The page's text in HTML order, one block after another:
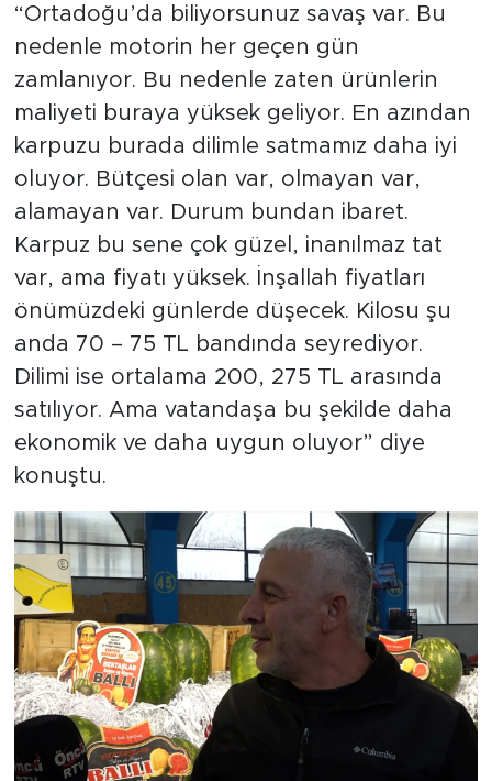
“Ortadoğu’da biliyorsunuz savaş var. Bu
nedenle motorin her geçen gün
zamlanıyor. Bu nedenle zaten ürünlerin
maliyeti buraya yüksek geliyor. En azından
karpuzu burada dilimle satmamız daha iyi
oluyor. Bütçesi olan var, olmayan var,
alamayan var. Durum bundan ibaret.
Karpuz bu sene çok güzel, inanılmaz tat
var, ama fiyatı yüksek. İnşallah fiyatları
önümüzdeki günlerde düşecek. Kilosu şu
anda 70 – 75 TL bandında seyrediyor.
Dilimi ise ortalama 200, 275 TL arasında
satılıyor. Ama vatandaşa bu şekilde daha
ekonomik ve daha uygun oluyor” diye
konuştu.